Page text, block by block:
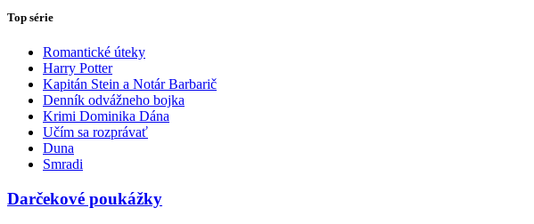
Top série
Romantické úteky
Harry Potter
Kapitán Stein a Notár Barbarič
Denník odvážneho bojka
Krimi Dominika Dána
Učím sa rozprávať
Duna
Smradi
Darčekové poukážky